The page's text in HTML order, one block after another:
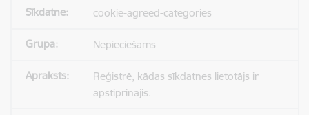
cookie-agreed-categories
Nepieciešams
Reģistrē, kādas sīkdatnes lietotājs ir
apstiprinājis.